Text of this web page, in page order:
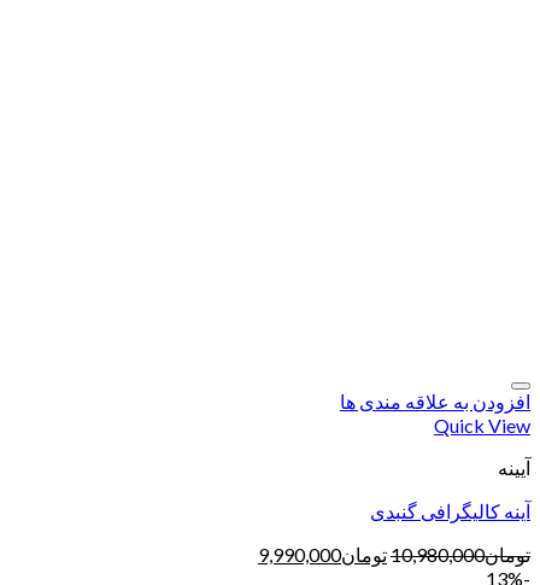
افزودن به علاقه مندی ها
Quick View
آیینه
آینه کالیگرافی گنبدی
تومان10,980,000تومان9,990,000
-13%